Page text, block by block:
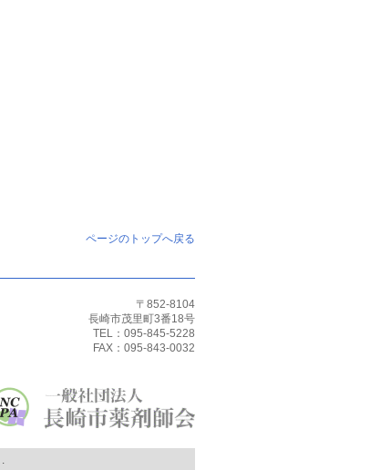
ページのトップへ戻る
〒852-8104
長崎市茂里町3番18号
TEL：095-845-5228
FAX：095-843-0032
.